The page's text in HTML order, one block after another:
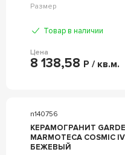
Размер
Товар в наличии
Цена
8 138,58 Р / кв.м.
n140756
КЕРАМОГРАНИТ
MARMOTECA COSMIC
БЕЖЕВЫЙ